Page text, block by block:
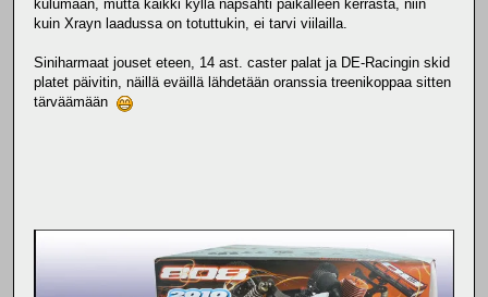
kulumaan, mutta kaikki kyllä napsahti paikalleen kerrasta, niin
kuin Xrayn laadussa on totuttukin, ei tarvi viilailla.
Siniharmaat jouset eteen, 14 ast. caster palat ja DE-Racingin skid
platet päivitin, näillä eväillä lähdetään oranssia treenikoppaa sitten
tärväämään